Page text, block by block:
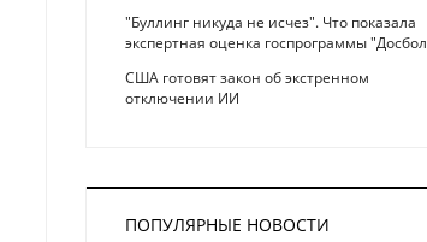
"Буллинг никуда не исчез". Что показала
экспертная оценка госпрограммы
США готовят закон об экстренном
отключении ИИ
ПОПУЛЯРНЫЕ НОВОСТИ